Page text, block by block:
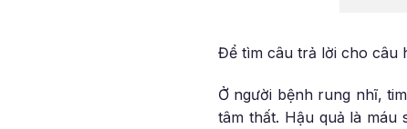
Để tìm câu trả lời cho câu
Ở người bệnh rung nhĩ,
tâm thất. Hậu quả là